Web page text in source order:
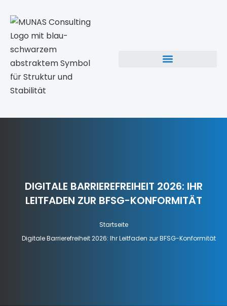
DIGITALE BARRIEREFREIHEIT 2026: IHR
LEITFADEN ZUR BFSG-KONFORMITÄT
Startseite
Digitale Barrierefreiheit 2026: Ihr Leitfaden zur BFSG-Konformität